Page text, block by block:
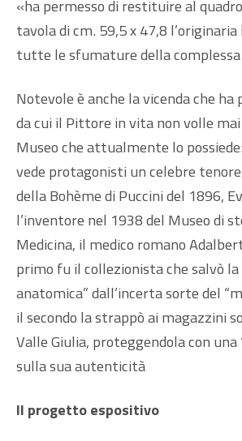
«ha permesso di restituire al
tavola di cm. 59,5 x 47,8
tutte le sfumature della complessa
Notevole è anche la vicenda che
da cui il Pittore in vita non volle
Museo che attualmente lo
vede protagonisti un celebre
della Bohème di Puccini del 1896,
l’inventore nel 1938 del Museo di
Medicina, il medico romano
primo fu il collezionista che salvò la
anatomica” dall’incerta sorte del
il secondo la strappò ai magazzini
Valle Giulia, proteggendola con una
sulla sua autenticità
Il progetto espositivo